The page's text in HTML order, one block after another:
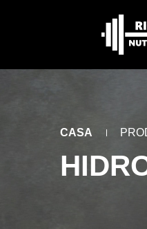
CASA